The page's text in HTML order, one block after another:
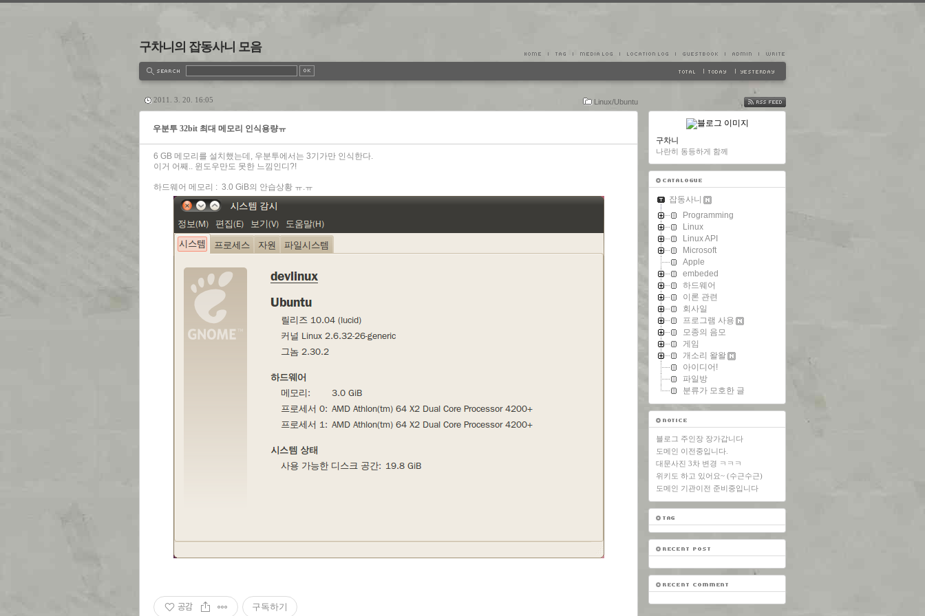
구차니의 잡동사니 모음
Linux/Ubuntu
2011. 3. 20. 16:05
우분투 32bit 최대 메모리 인식용량ㅠ
6 GB 메모리를 설치했는데, 우분투에서는 3기가만 인식한다.
이거 어째.. 윈도우만도 못한 느낌인디?!
하드웨어 메모리 : 3.0 GiB의 안습상황 ㅠ.ㅠ
공감 구독하기
FEED
구차니
나란히 동등하게 함께
잡동사니
Programming
Linux
Linux API
Microsoft
Apple
embeded
하드웨어
이론 관련
회사일
프로그램 사용
모종의 음모
게임
개소리 왈왈
아이디어!
파일방
분류가 모호한 글
블로그 주인장 장가갑니다
도메인 이전중입니다.
대문사진 3차 변경 ㅋㅋㅋ
위키도 하고 있어요~ (수근수근)
도메인 기관이전 준비중입니다